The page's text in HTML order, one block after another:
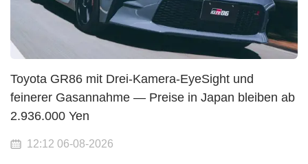
Toyota GR86 mit Drei-Kamera-EyeSight und
feinerer Gasannahme — Preise in Japan bleiben ab
2.936.000 Yen
12:12 06-08-2026